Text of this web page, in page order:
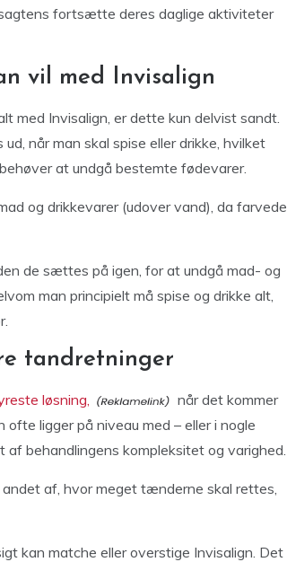
fortsætte deres daglige aktiviteter
vil med Invisalign
med Invisalign, er dette kun delvist sandt.
når man skal spise eller drikke, hvilket
at undgå bestemte fødevarer.
og drikkevarer (udover vand), da farvede
de sættes på igen, for at undgå mad- og
man principielt må spise og drikke alt,
tandretninger
løsning,
når det kommer
ligger på niveau med – eller i nogle
behandlingens kompleksitet og varighed.
af, hvor meget tænderne skal rettes,
kan matche eller overstige Invisalign. Det